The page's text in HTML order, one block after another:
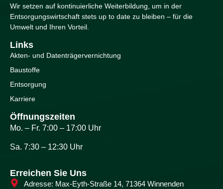
Wir setzen auf kontinuierliche Weiterbildung, um in der
Entsorgungswirtschaft stets up to date zu bleiben – für die
Umwelt und Ihren Vorteil.
Links
Akten- und Datenträgervernichtung
Baustoffe
Entsorgung
Karriere
Öffnungszeiten
Mo. – Fr. 7:00 – 17:00 Uhr
Sa. 7:30 – 12:30 Uhr
Erreichen Sie Uns
Adresse: Max-Eyth-Straße 14, 71364 Winnenden